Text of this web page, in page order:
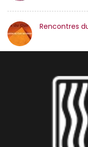
Rencontres